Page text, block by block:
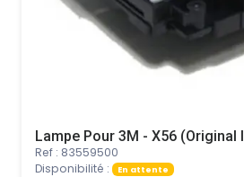
Lampe Pour 3M - X56 (Original
Ref : 83559500
Disponibilité :
En attente